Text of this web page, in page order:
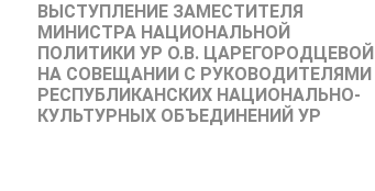
ВЫСТУПЛЕНИЕ ЗАМЕСТИТЕЛЯ
МИНИСТРА НАЦИОНАЛЬНОЙ
ПОЛИТИКИ УР О.В. ЦАРЕГОРОДЦЕВОЙ
НА СОВЕЩАНИИ С РУКОВОДИТЕЛЯМИ
РЕСПУБЛИКАНСКИХ НАЦИОНАЛЬНО-
КУЛЬТУРНЫХ ОБЪЕДИНЕНИЙ УР